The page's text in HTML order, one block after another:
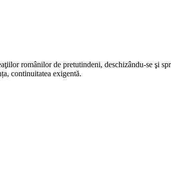
românilor de pretutindeni, deschizându-se şi
continuitatea exigentă.